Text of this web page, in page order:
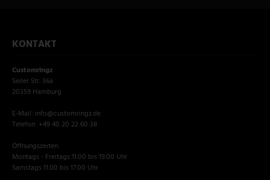
KONTAKT
Customringz
Seiler Str. 36a
20359 Hamburg
E-Mail: info@customringz.de
Telefon: +49 40 20 22 60 38
Öffnungszeiten:
Montags - Freitags 11.00 bis 19.00 Uhr
Samstags 11.00 bis 17.00 Uhr